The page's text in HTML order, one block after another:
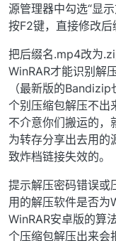
源管理器中勾选“显
按F2键，直接修改后
把后缀名.mp4改为
WinRAR才能识别解
（最新版的
个别压缩包解压不出
不介意你们搬运的，
为转存分享出去用的
致炸档链接失效的。
提示解压密码错误或
用的解压软件是否为
WinRAR安卓版的算
个压缩包解压出来会